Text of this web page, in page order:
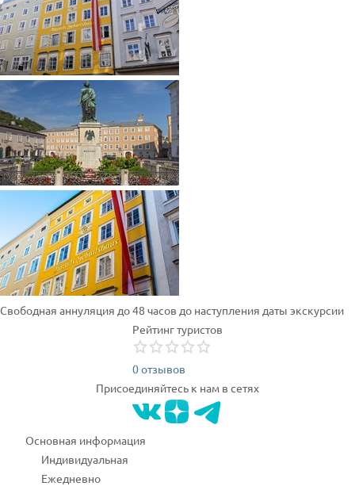
Свободная аннуляция до 48 часов до наступления даты экскурсии
Рейтинг туристов
0 отзывов
Присоединяйтесь к нам в сетях
Основная информация
Индивидуальная
Ежедневно